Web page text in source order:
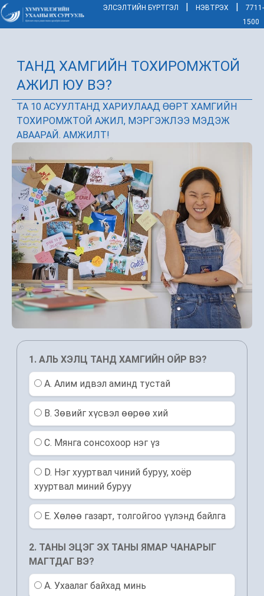
ЭЛСЭЛТИЙН БҮРТГЭЛ | НЭВТРЭХ |
7711-
1500
ТАНД ХАМГИЙН ТОХИРОМЖТОЙ
АЖИЛ ЮУ ВЭ?
ТА 10 АСУУЛТАНД ХАРИУЛААД ӨӨРТ ХАМГИЙН
ТОХИРОМЖТОЙ АЖИЛ, МЭРГЭЖЛЭЭ МЭДЭЖ
АВААРАЙ. АМЖИЛТ!
1. АЛЬ ХЭЛЦ ТАНД ХАМГИЙН ОЙР ВЭ?
A. Алим идвэл аминд тустай
B. Зөвийг хүсвэл өөрөө хий
C. Мянга сонсохоор нэг үз
D. Нэг хууртвал чиний буруу, хоёр
хууртвал миний буруу
Е. Хөлөө газарт, толгойгоо үүлэнд байлга
2. ТАНЫ ЭЦЭГ ЭХ ТАНЫ ЯМАР ЧАНАРЫГ
МАГТДАГ ВЭ?
A. Ухаалаг байхад минь